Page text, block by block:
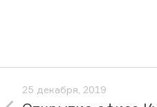
25 декабря, 2019